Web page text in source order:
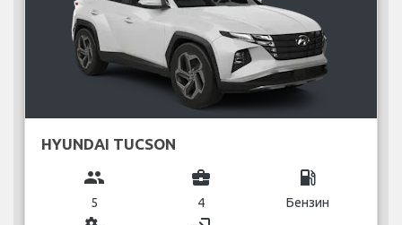
HYUNDAI TUCSON
group
5
business_center
4
local_gas_station
Бензин